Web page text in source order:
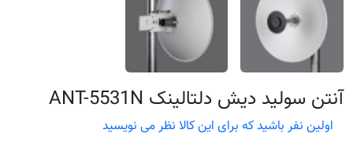
آنتن سولید دیش دلتالینک ANT-5531N
اولین نفر باشید که برای این کالا نظر می نویسید